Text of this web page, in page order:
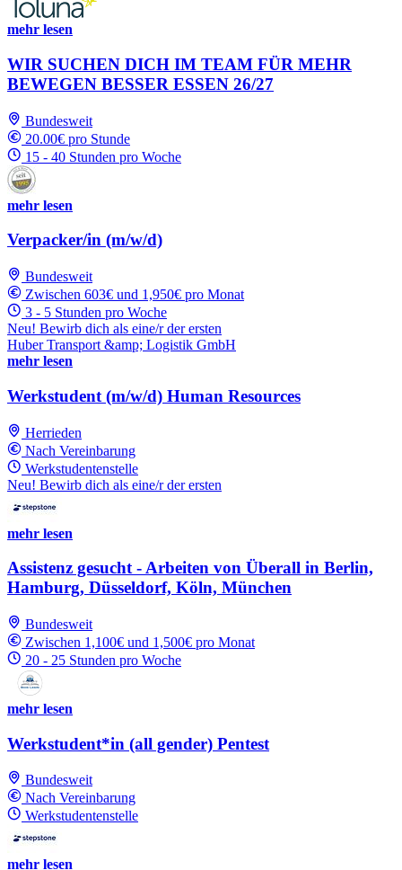
mehr lesen
WIR SUCHEN DICH IM TEAM FÜR MEHR
BEWEGEN BESSER ESSEN 26/27
Bundesweit
20.00€ pro Stunde
15 - 40 Stunden pro Woche
mehr lesen
Verpacker/in (m/w/d)
Bundesweit
Zwischen 603€ und 1,950€ pro Monat
3 - 5 Stunden pro Woche
Neu! Bewirb dich als eine/r der ersten
Huber Transport &amp; Logistik GmbH
mehr lesen
Werkstudent (m/w/d) Human Resources
Herrieden
Nach Vereinbarung
Werkstudentenstelle
Neu! Bewirb dich als eine/r der ersten
mehr lesen
Assistenz gesucht - Arbeiten von Überall in Berlin,
Hamburg, Düsseldorf, Köln, München
Bundesweit
Zwischen 1,100€ und 1,500€ pro Monat
20 - 25 Stunden pro Woche
mehr lesen
Werkstudent*in (all gender) Pentest
Bundesweit
Nach Vereinbarung
Werkstudentenstelle
mehr lesen